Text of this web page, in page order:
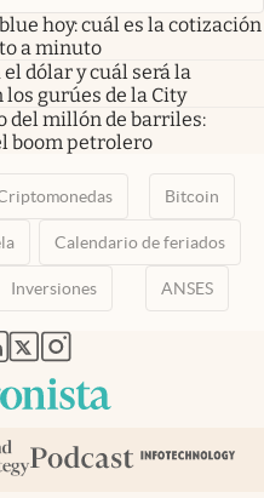
hoy: cuál es la cotización
a minuto
dólar y cuál será la
gurúes de la City
del millón de barriles:
boom petrolero
Bitcoin
Calendario de feriados
Inversiones ANSES
nueva pestaña
en nueva pestaña
abre en nueva pestaña
abre en nueva pestaña
abre en nueva pestaña